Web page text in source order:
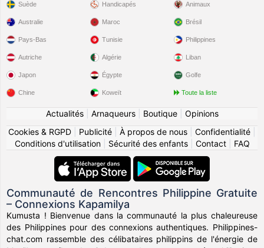
Suède Handicapés Animaux
Australie
Pays-Bas
Autriche
Japon
Chine
Maroc
Tunisie
Algérie
Égypte
Koweït
Brésil
Philippines
Liban
Golfe
Toute la liste
Actualités| Arnaqueurs| Boutique| Opinions
Cookies & RGPD
Publicité À propos de nous Confidentialité
Conditions d'utilisation| Sécurité des enfants| Contact| FAQ
Communauté de Rencontres Philippine Gratuite
– Connexions Kapamilya
Kumusta ! Bienvenue dans la communauté la plus chaleureuse
des Philippines pour des connexions authentiques. Philippines-
chat.com rassemble des célibataires philippins de l'énergie de